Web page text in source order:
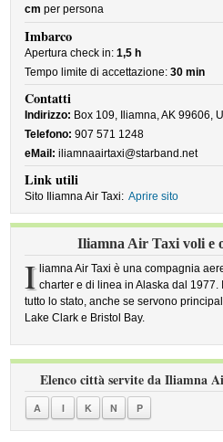
cm per persona
Imbarco
Apertura check in:1,5 h
Tempo limite di accettazione:30 min
Contatti
Indirizzo: Box 109, Iliamna, AK 99606,
Telefono: 907 571 1248
eMail: iliamnaairtaxi@starband.net
Link utili
Sito Iliamna Air Taxi: Aprire sito
Iliamna Air Taxi voli e
I liamna Air Taxi è una compagnia
charter e di linea in Alaska dal
tutto lo stato, anche se servono
Lake Clark e Bristol Bay.
Elenco città servite da Iliamna
A I K N P